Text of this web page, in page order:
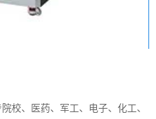
校、医药、军工、电子、化工、